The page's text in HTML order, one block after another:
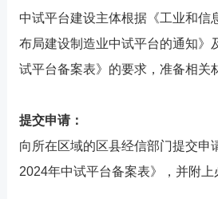
中试平台建设主体根据《工业和信
布局建设制造业中试平台的通知》
试平台备案表》的要求，准备相关
提交申请：
向所在区域的区县经信部门提交申
2024年中试平台备案表》，并附上